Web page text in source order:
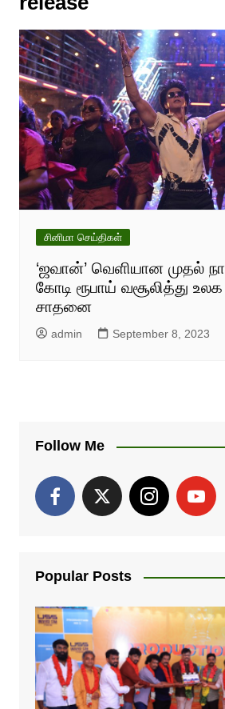
சினிமா செய்திகள்
‘ஜவான்’ வெளியான முதல்
கோடி ரூபாய் வசூலித்து
சாதனை
admin September 8, 2023
Follow Me
Popular Posts